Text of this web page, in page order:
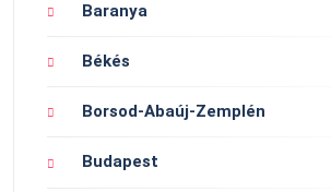
Baranya
Békés
Borsod-Abaúj-Zemplén
Budapest